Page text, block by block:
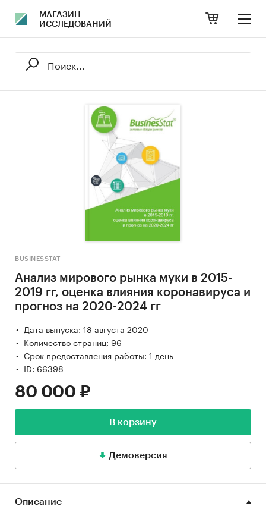
МАГАЗИН
ИССЛЕДОВАНИЙ
BUSINESSTAT
Анализ мирового рынка муки в 2015-
2019 гг, оценка влияния коронавируса и
прогноз на 2020-2024 гг
Дата выпуска: 18 августа 2020
Количество страниц: 96
Срок предоставления работы: 1 день
ID: 66398
80 000 ₽
В корзину
Демоверсия
Описание